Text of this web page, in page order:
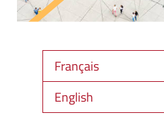
Français
English